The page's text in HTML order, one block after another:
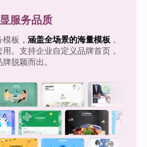
服务品质
板， 涵盖全场景的海量模板 ，
。支持企业自定义品牌首页，
脱颖而出。